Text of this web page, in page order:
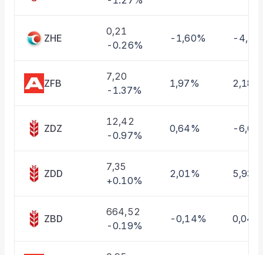
ZHE
0,21
-0.26%
-1,60% -
ZFB
7,20
-1.37%
1,97% 2,18%
ZDZ
12,42
-0.97%
0,64% -
ZDD
7,35
+0.10%
2,01% 5,93%
ZBD
664,52
-0.19%
-0,14% 0,04%